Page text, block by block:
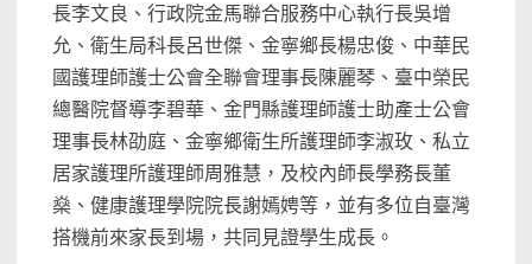
長李文良、行政院金馬聯合服務中心執行長吳增
允、衛生局科長呂世傑、金寧鄉長楊忠俊、中華民
國護理師護士公會全聯會理事長陳麗琴、臺中榮民
總醫院督導李碧華、金門縣護理師護士助產士公會
理事長林劭庭、金寧鄉衛生所護理師李淑玫、私立
居家護理所護理師周雅慧，及校內師長學務長董
燊、健康護理學院院長謝嫣娉等，並有多位自臺灣
搭機前來家長到場，共同見證學生成長。